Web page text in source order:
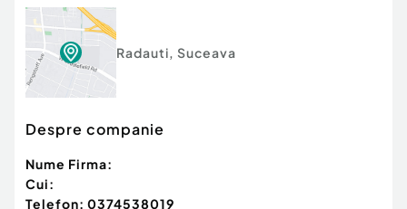
Radauti, Suceava
Despre companie
Nume Firma:
Cui:
Telefon: 0374538019